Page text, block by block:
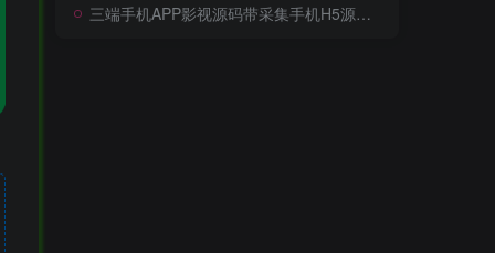
三端手机APP影视源码带采集手机H5源码带VIP卡密功能